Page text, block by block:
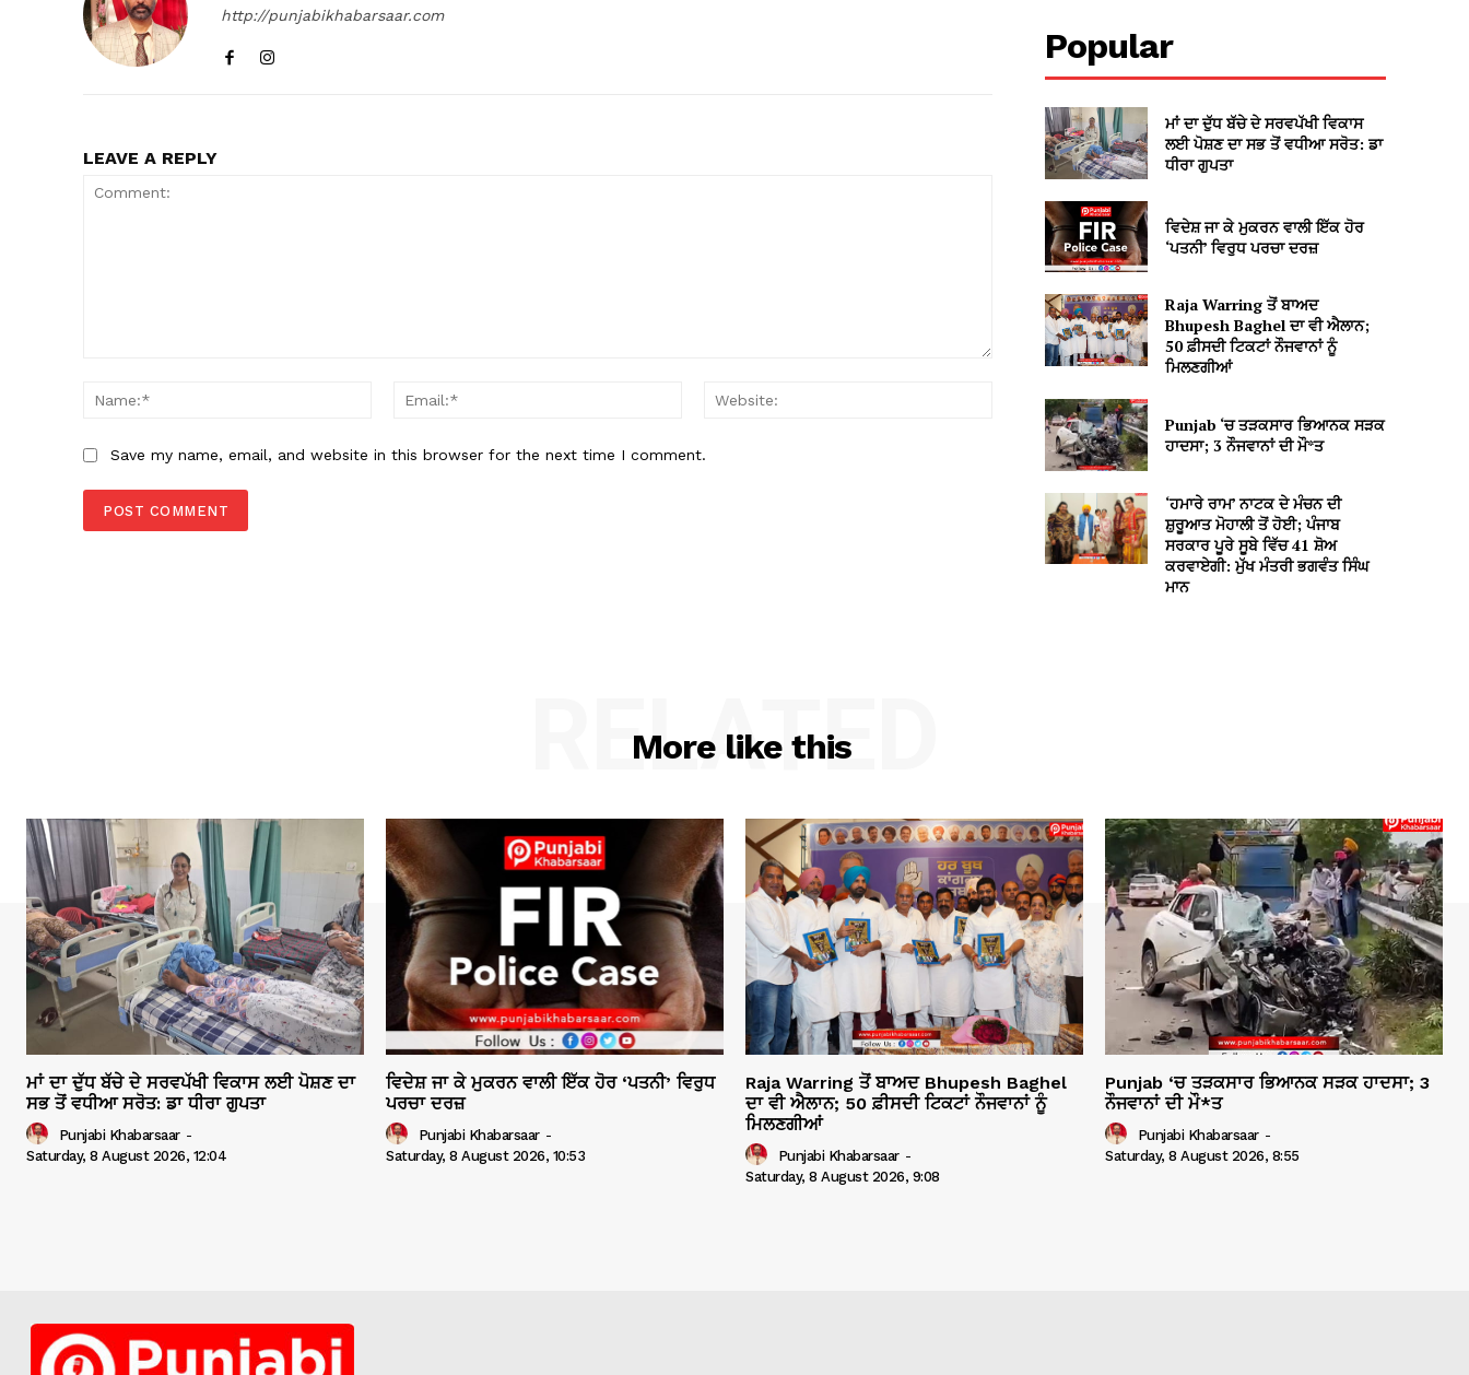
http://punjabikhabarsaar.com
LEAVE A REPLY
Name:*
Email:*
Save my name, email, and website in this browser for the next time I comment.
Popular
ਮਾਂ ਦਾ ਦੁੱਧ ਬੱਚੇ ਦੇ ਸਰਵਪੱਖੀ ਵਿਕਾਸ
ਲਈ ਪੋਸ਼ਣ ਦਾ ਸਭ ਤੋਂ ਵਧੀਆ ਸਰੋਤ: ਡਾ
ਧੀਰਾ ਗੁਪਤਾ
ਵਿਦੇਸ਼ ਜਾ ਕੇ ਮੁਕਰਨ ਵਾਲੀ ਇੱਕ ਹੋਰ
‘ਪਤਨੀ’ ਵਿਰੁਧ ਪਰਚਾ ਦਰਜ਼
Raja Warring ਤੋਂ ਬਾਅਦ
Bhupesh Baghel ਦਾ ਵੀ ਐਲਾਨ;
50 ਫ਼ੀਸਦੀ ਟਿਕਟਾਂ ਨੌਜਵਾਨਾਂ ਨੂੰ
ਮਿਲਣਗੀਆਂ
Punjab ‘ਚ ਤੜਕਸਾਰ ਭਿਆਨਕ ਸੜਕ
ਹਾਦਸਾ; 3 ਨੌਜਵਾਨਾਂ ਦੀ ਮੌ*ਤ
‘ਹਮਾਰੇ ਰਾਮ’ ਨਾਟਕ ਦੇ ਮੰਚਨ ਦੀ
ਸ਼ੁਰੂਆਤ ਮੋਹਾਲੀ ਤੋਂ ਹੋਈ; ਪੰਜਾਬ
ਸਰਕਾਰ ਪੂਰੇ ਸੂਬੇ ਵਿੱਚ 41 ਸ਼ੋਅ
ਕਰਵਾਏਗੀ: ਮੁੱਖ ਮੰਤਰੀ ਭਗਵੰਤ ਸਿੰਘ
ਮਾਨ
More like this
RELATED
ਮਾਂ ਦਾ ਦੁੱਧ ਬੱਚੇ ਦੇ ਸਰਵਪੱਖੀ ਵਿਕਾਸ ਲਈ ਪੋਸ਼ਣ ਦਾ
ਸਭ ਤੋਂ ਵਧੀਆ ਸਰੋਤ: ਡਾ ਧੀਰਾ ਗੁਪਤਾ
Punjabi Khabarsaar -
Saturday, 8 August 2026, 12:04
ਵਿਦੇਸ਼ ਜਾ ਕੇ ਮੁਕਰਨ ਵਾਲੀ ਇੱਕ ਹੋਰ ‘ਪਤਨੀ’ ਵਿਰੁਧ
ਪਰਚਾ ਦਰਜ਼
Punjabi Khabarsaar -
Saturday, 8 August 2026, 10:53
Raja Warring ਤੋਂ ਬਾਅਦ Bhupesh Baghel
ਦਾ ਵੀ ਐਲਾਨ; 50 ਫ਼ੀਸਦੀ ਟਿਕਟਾਂ ਨੌਜਵਾਨਾਂ ਨੂੰ
ਮਿਲਣਗੀਆਂ
Punjabi Khabarsaar -
Saturday, 8 August 2026, 9:08
Punjab ‘ਚ ਤੜਕਸਾਰ ਭਿਆਨਕ ਸੜਕ ਹਾਦਸਾ; 3
ਨੌਜਵਾਨਾਂ ਦੀ ਮੌ*ਤ
Punjabi Khabarsaar -
Saturday, 8 August 2026, 8:55